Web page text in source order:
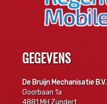
GEGEVENS
De Bruijn Mechanisatie B.V.
Goorbaan 1a